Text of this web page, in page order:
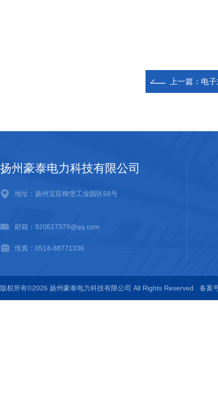
上一篇： 电
扬州豪泰电力科技有限公司
地址：扬州宝应柳堡工业园区68号
邮箱：920517379@qq.com
传真：0514-88771336
版权所有©2026 扬州豪泰电力科技有限公司 All Rights Reserved 备案